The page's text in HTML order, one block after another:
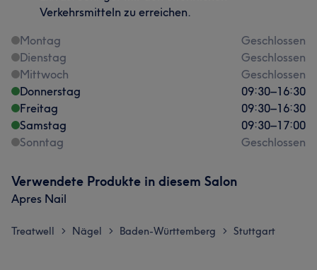
Verkehrsmitteln zu erreichen.
Montag
Geschlossen
Dienstag
Geschlossen
Mittwoch
Geschlossen
Donnerstag
09:30–16:30
Freitag
09:30–16:30
Samstag
09:30–17:00
Sonntag
Geschlossen
Verwendete Produkte in diesem Salon
Apres Nail
Treatwell > Nägel > Baden-Württemberg > Stuttgart